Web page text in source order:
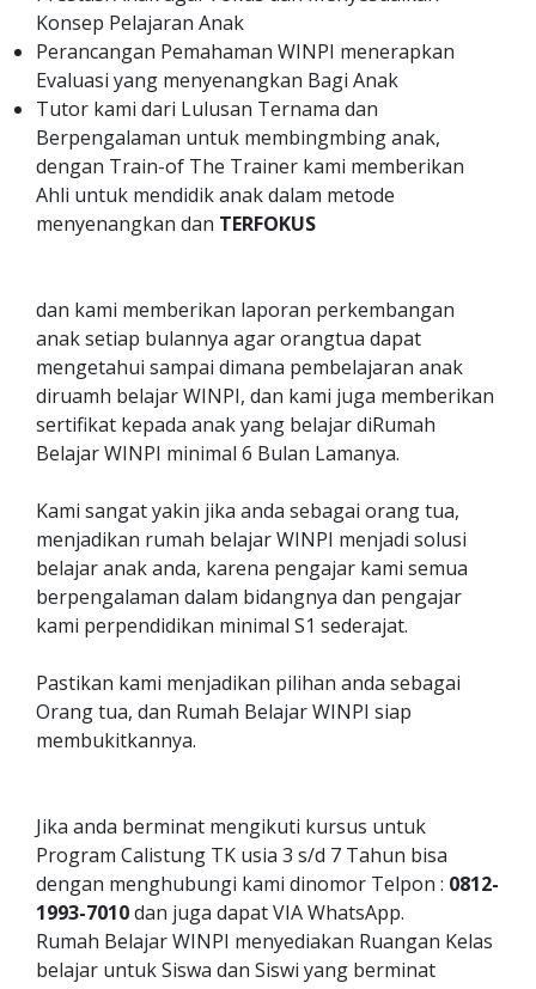
Konsep Pelajaran Anak
Perancangan Pemahaman WINPI menerapkan
Evaluasi yang menyenangkan Bagi Anak
Tutor kami dari Lulusan Ternama dan
Berpengalaman untuk membingmbing anak,
dengan Train-of The Trainer kami memberikan
Ahli untuk mendidik anak dalam metode
menyenangkan dan TERFOKUS
dan kami memberikan laporan perkembangan
anak setiap bulannya agar orangtua dapat
mengetahui sampai dimana pembelajaran anak
diruamh belajar WINPI, dan kami juga memberikan
sertifikat kepada anak yang belajar diRumah
Belajar WINPI minimal 6 Bulan Lamanya.
Kami sangat yakin jika anda sebagai orang tua,
menjadikan rumah belajar WINPI menjadi solusi
belajar anak anda, karena pengajar kami semua
berpengalaman dalam bidangnya dan pengajar
kami perpendidikan minimal S1 sederajat.
Pastikan kami menjadikan pilihan anda sebagai
Orang tua, dan Rumah Belajar WINPI siap
membukitkannya.
Jika anda berminat mengikuti kursus untuk
Program Calistung TK usia 3 s/d 7 Tahun bisa
dengan menghubungi kami dinomor Telpon : 0812-
1993-7010dan juga dapat VIA WhatsApp.
Rumah Belajar WINPI menyediakan Ruangan Kelas
belajar untuk Siswa dan Siswi yang berminat